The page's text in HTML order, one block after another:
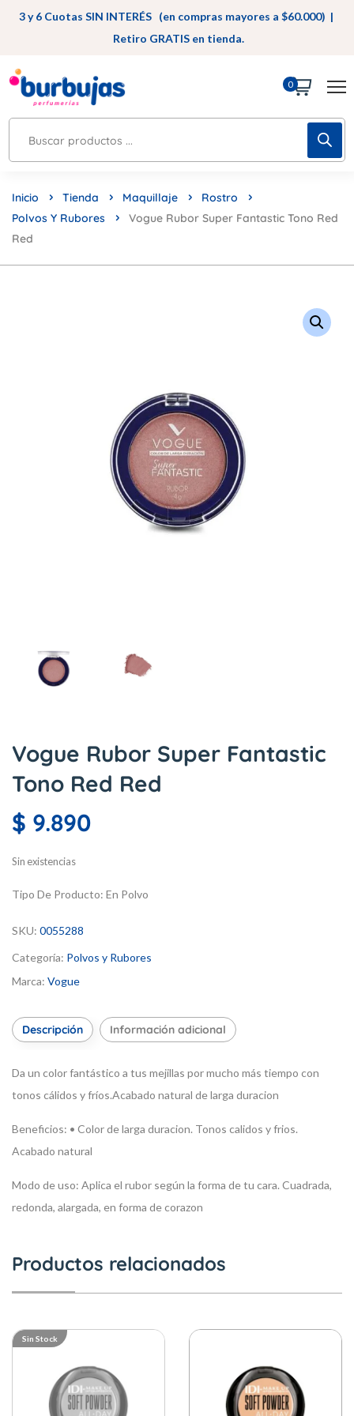
3 y 6 Cuotas SIN INTERÉS (en compras mayores a $60.000) |
Retiro GRATIS en tienda.
0
Inicio Tienda Maquillaje
Rostro
Polvos Y Rubores
Vogue Rubor Super Fantastic Tono Red
Red
Vogue Rubor Super Fantastic
Tono Red Red
$ 9.890
Sin existencias
Tipo De Producto: En Polvo
SKU: 0055288
Categoría: Polvos y Rubores
Marca: Vogue
Descripción Información adicional
Da un color fantástico a tus mejillas por mucho más tiempo con
tonos cálidos y fríos.Acabado natural de larga duracion
Beneficios: • Color de larga duracion. Tonos calidos y frios.
Acabado natural
Modo de uso: Aplica el rubor según la forma de tu cara. Cuadrada,
redonda, alargada, en forma de corazon
Productos relacionados
Sin Stock